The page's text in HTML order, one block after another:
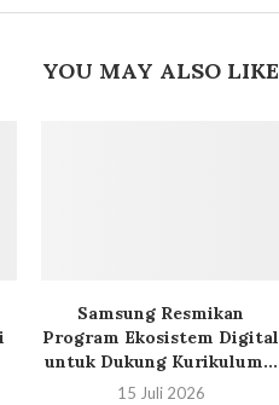
YOU MAY ALSO LIKE
Samsung Resmikan
Program Ekosistem Digital
untuk Dukung Kurikulum...
15 Juli 2026